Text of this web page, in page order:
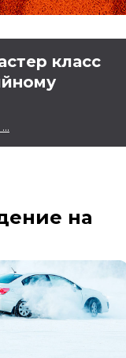
класс
на